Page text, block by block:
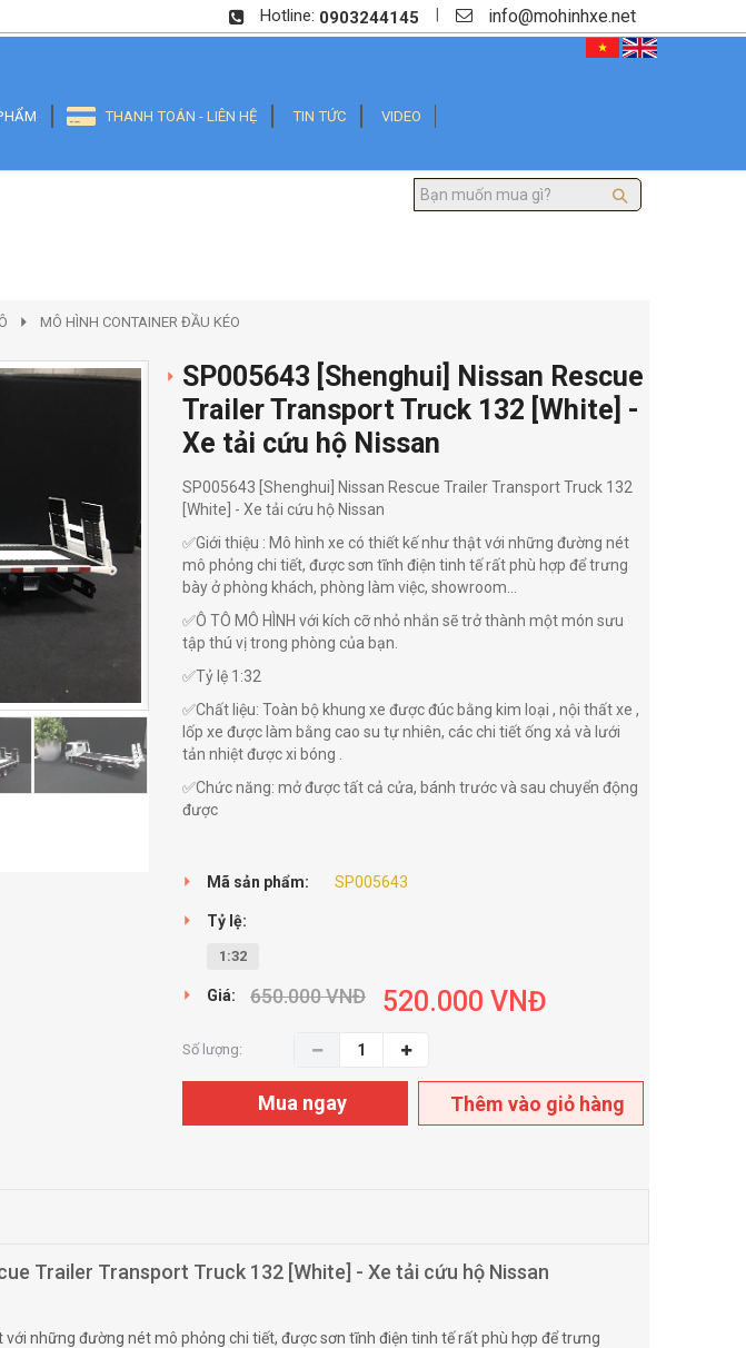
Hotline: 0903244145 info@mohinhxe.net
THANH TOÁN - LIÊN HỆ TIN TỨC VIDEO
MÔ HÌNH CONTAINER ĐẦU KÉO
SP005643 [Shenghui] Nissan Rescue
Trailer Transport Truck 132 [White] -
Xe tải cứu hộ Nissan
SP005643 [Shenghui] Nissan Rescue Trailer Transport Truck 132
[White] - Xe tải cứu hộ Nissan
✅Giới thiệu : Mô hình xe có thiết kế như thật với những đường nét
mô phỏng chi tiết, được sơn tĩnh điện tinh tế rất phù hợp để trưng
bày ở phòng khách, phòng làm việc, showroom...
✅Ô TÔ MÔ HÌNH với kích cỡ nhỏ nhắn sẽ trở thành một món sưu
tập thú vị trong phòng của bạn.
✅Tỷ lệ 1:32
✅Chất liệu: Toàn bộ khung xe được đúc bằng kim loại , nội thất xe ,
lốp xe được làm bằng cao su tự nhiên, các chi tiết ống xả và lưới
tản nhiệt được xi bóng .
✅Chức năng: mở được tất cả cửa, bánh trước và sau chuyển động
được
Mã sản phẩm: SP005643
Tỷ lệ:
1:32
Giá: 650.000VNĐ 520.000 VNĐ
Số lượng:
Mua ngay Thêm vào giỏ hàng
Trailer Transport Truck 132 [White] - Xe tải cứu hộ Nissan
với những đường nét mô phỏng chi tiết, được sơn tĩnh điện tinh tế rất phù hợp để trưng